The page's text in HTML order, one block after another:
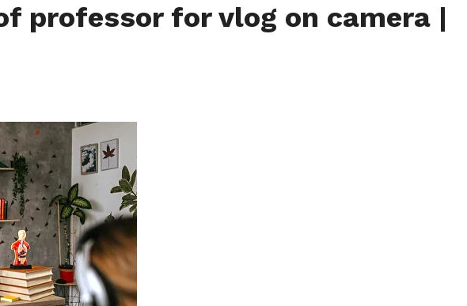
professor for vlog on camera |